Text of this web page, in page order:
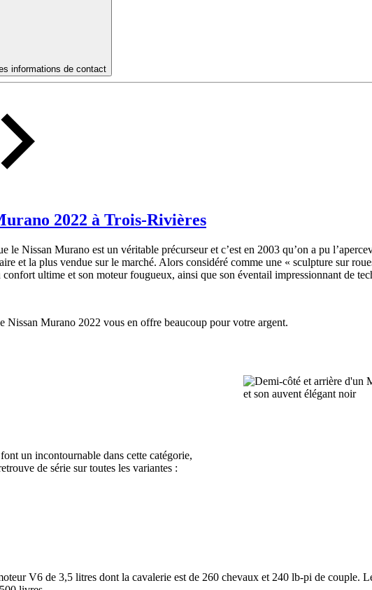
informations de contact
2022 à Trois-Rivières
le Nissan Murano est un véritable précurseur et c’est en 2003 qu’on a pu
et la plus vendue sur le marché. Alors considéré comme une « sculpture sur
ultime et son moteur fougueux, ainsi que son éventail impressionnant de
Nissan Murano 2022 vous en offre beaucoup pour votre argent.
un incontournable dans cette catégorie,
de série sur toutes les variantes :
V6 de 3,5 litres dont la cavalerie est de 260 chevaux et 240 lb-pi de couple.